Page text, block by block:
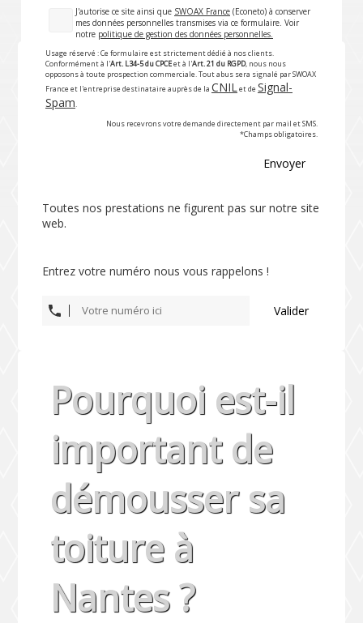
J'autorise ce site ainsi que SWOAX France (Econeto) à conserver
mes données personnelles transmises via ce formulaire. Voir
notre politique de gestion des données personnelles.
Usage réservé : Ce formulaire est strictement dédié à nos clients.
Conformément à l'Art. L34-5 du CPCEet à l'Art. 21 du RGPD, nous nous
opposons à toute prospection commerciale. Tout abus sera signalé par SWOAX
France et l'entreprise destinataire auprès de la CNILet de Signal-
Spam.
Nous recevrons votre demande directement par mail et SMS.
*Champs obligatoires.
Envoyer
Toutes nos prestations ne figurent pas sur notre site
web.
Entrez votre numéro nous vous rappelons !
Valider
Pourquoi est-il
important de
démousser sa
toiture à
Nantes ?